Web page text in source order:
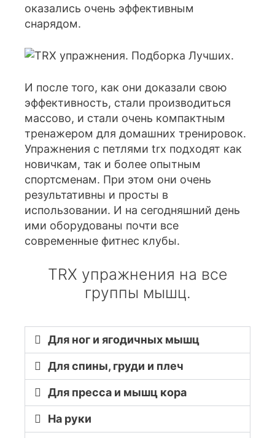
оказались очень эффективным
снарядом.
И после того, как они доказали свою
эффективность, стали производиться
массово, и стали очень компактным
тренажером для домашних тренировок.
Упражнения с петлями trx подходят как
новичкам, так и более опытным
спортсменам. При этом они очень
результативны и просты в
использовании. И на сегодняшний день
ими оборудованы почти все
современные фитнес клубы.
TRX упражнения на все
группы мышц.
Для ног и ягодичных мышц
Для спины, груди и плеч
Для пресса и мышц кора
На руки